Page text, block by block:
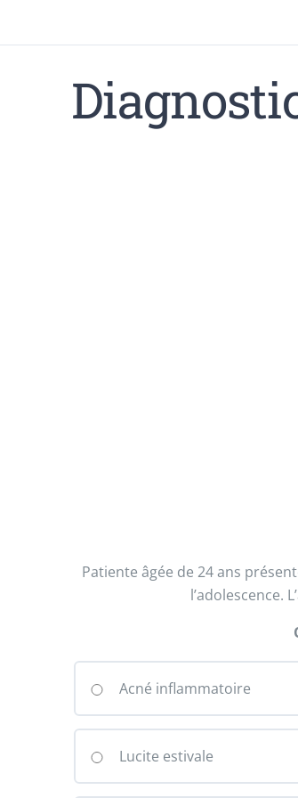
Patiente âgée de 24 ans
l’adolescence.
Acné inflammatoire
Lucite estivale